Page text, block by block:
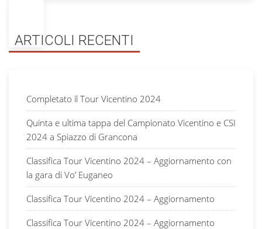
ARTICOLI RECENTI
Completato il Tour Vicentino 2024
Quinta e ultima tappa del Campionato Vicentino e CSI
2024 a Spiazzo di Grancona
Classifica Tour Vicentino 2024 – Aggiornamento con
la gara di Vo’ Euganeo
Classifica Tour Vicentino 2024 – Aggiornamento
Classifica Tour Vicentino 2024 – Aggiornamento